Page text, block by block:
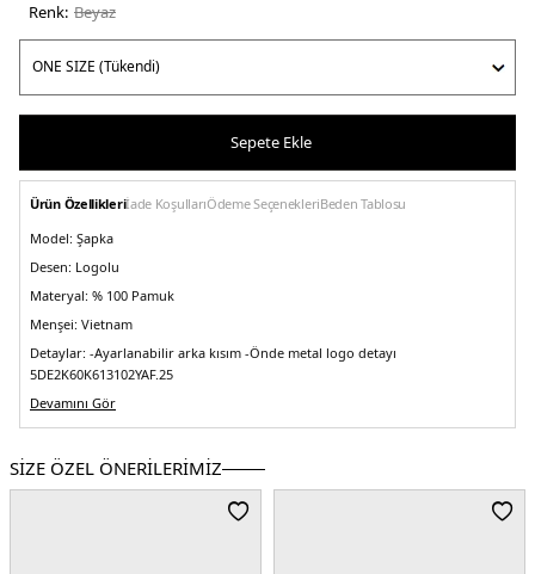
Renk: beyaz
Sepete Ekle
Ürün Özellikleriİade KoşullarıÖdeme SeçenekleriBeden Tablosu
Model: Şapka
Desen: Logolu
Materyal: % 100 Pamuk
Menşei: Vietnam
Detaylar: -Ayarlanabilir arka kısım -Önde metal logo detayı
5DE2K60K613102YAF.25
Devamını Gör
SİZE ÖZEL ÖNERİLERİMİZ